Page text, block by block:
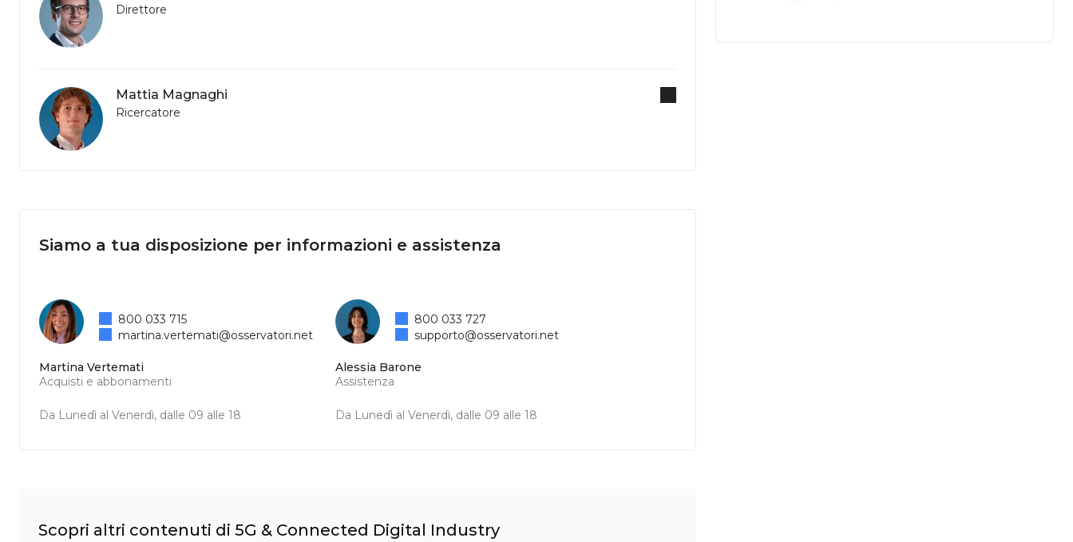
Direttore
Mattia Magnaghi
Ricercatore
Siamo a tua disposizione per informazioni e assistenza
Martina Vertemati
Acquisti e abbonamenti
Da Lunedì al Venerdì, dalle 09 alle 18
800 033 715
martina.vertemati@osservatori.net
Alessia Barone
Assistenza
Da Lunedì al Venerdì, dalle 09 alle 18
800 033 727
supporto@osservatori.net
Scopri altri contenuti di 5G & Connected Digital Industry